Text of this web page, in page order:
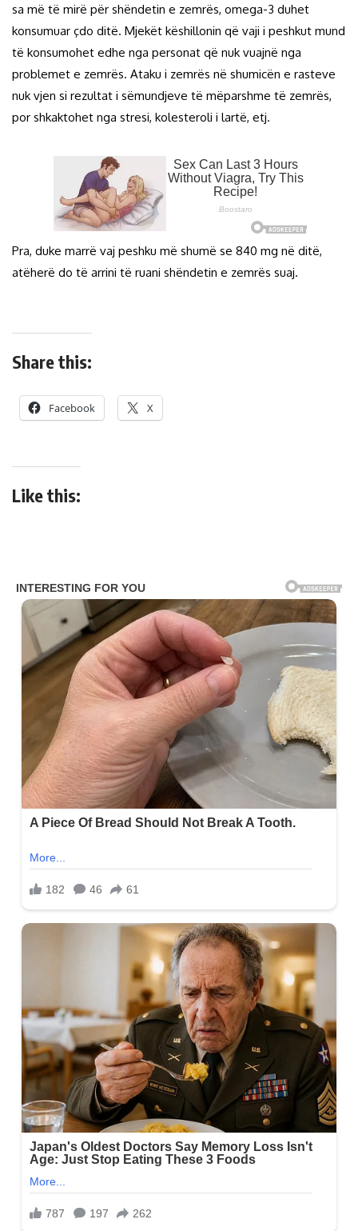
sa më të mirë për shëndetin e zemrës, omega-3 duhet
konsumuar çdo ditë. Mjekët këshillonin që vaji i peshkut mund
të konsumohet edhe nga personat që nuk vuajnë nga
problemet e zemrës. Ataku i zemrës në shumicën e rasteve
nuk vjen si rezultat i sëmundjeve të mëparshme të zemrës,
por shkaktohet nga stresi, kolesteroli i lartë, etj.
Pra, duke marrë vaj peshku më shumë se 840 mg në ditë,
atëherë do të arrini të ruani shëndetin e zemrës suaj.
Share this:
Facebook X
Like this: